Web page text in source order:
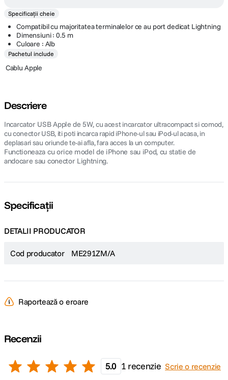
Specificații cheie
Compatibil cu majoritatea terminalelor ce au port dedicat Lightning
Dimensiuni : 0.5 m
Culoare : Alb
Pachetul include
 Cablu Apple
Descriere
Incarcator USB Apple de 5W,cu acest incarcator ultracompact si comod,
cu conector USB, iti poti incarca rapid iPhone-ul sau iPod-ul acasa, in
deplasari sau oriunde te-ai afla, fara acces la un computer.
Functioneaza cu orice model de iPhone sau iPod, cu statie de
andocare sau conector Lightning.
Specificații
DETALII PRODUCATOR
Cod producator ME291ZM/A
Raportează o eroare
Recenzii
5.0 1 recenzie Scrie o recenzie